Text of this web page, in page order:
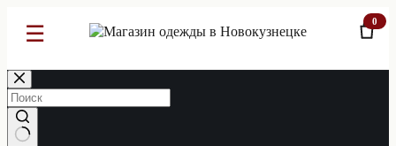
☰ 0
Перейти
к
сути